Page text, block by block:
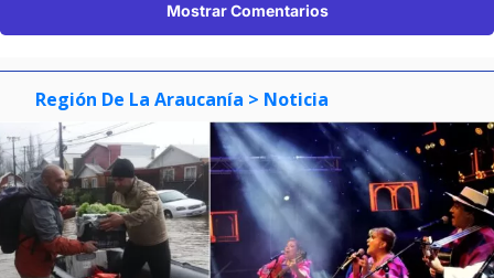
Mostrar Comentarios
Región De La Araucanía > Noticia